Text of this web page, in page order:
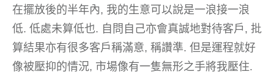
在擺放後的半年內, 我的生意可以說是一浪接一浪
低. 低處未算低也. 自問自己亦會真誠地對待客戶, 批
算結果亦有很多客戶稱滿意, 稱讚準. 但是運程就好
像被壓抑的情況, 市場像有一隻無形之手將我壓住.